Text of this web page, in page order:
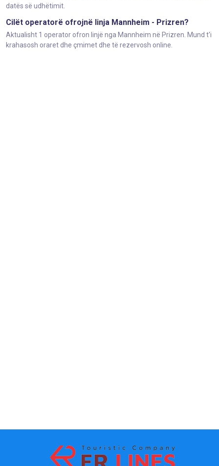
datës së udhëtimit.
Cilët operatorë ofrojnë linja Mannheim - Prizren?
Aktualisht 1 operator ofron linjë nga Mannheim në Prizren. Mund t'i
krahasosh oraret dhe çmimet dhe të rezervosh online.